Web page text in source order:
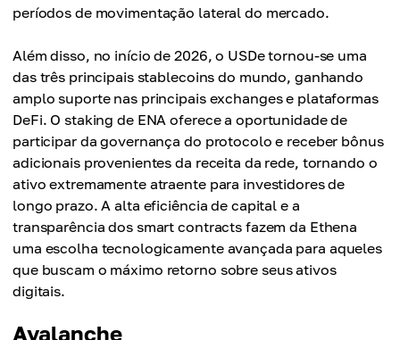
períodos de movimentação lateral do mercado.
Além disso, no início de 2026, o USDe tornou-se uma
das três principais stablecoins do mundo, ganhando
amplo suporte nas principais exchanges e plataformas
DeFi. O staking de ENA oferece a oportunidade de
participar da governança do protocolo e receber bônus
adicionais provenientes da receita da rede, tornando o
ativo extremamente atraente para investidores de
longo prazo. A alta eficiência de capital e a
transparência dos smart contracts fazem da Ethena
uma escolha tecnologicamente avançada para aqueles
que buscam o máximo retorno sobre seus ativos
digitais.
Avalanche